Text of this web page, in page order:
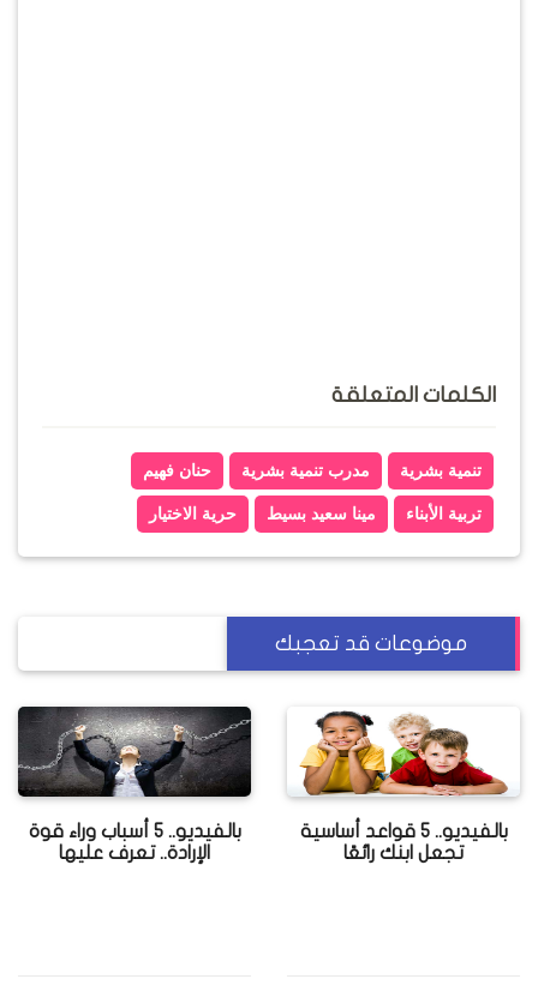
الكلمات المتعلقة
تنمية بشرية مدرب تنمية بشرية حنان فهيم
تربية الأبناء مينا سعيد بسيط حرية الاختيار
موضوعات قد تعجبك
بالفيديو.. 5 قواعد أساسية
تجعل ابنك رائعًا
بالفيديو.. 5 أسباب وراء قوة
الإرادة.. تعرف عليها